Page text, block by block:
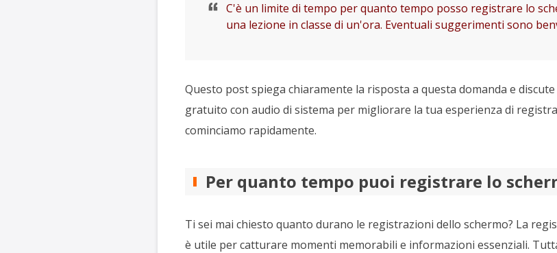
C'è un limite di tempo per quanto tempo posso registrare lo
una lezione in classe di un'ora. Eventuali suggerimenti sono
Questo post spiega chiaramente la risposta a questa domanda e
gratuito con audio di sistema per migliorare la tua esperienza di
cominciamo rapidamente.
Per quanto tempo puoi registrare lo
Ti sei mai chiesto quanto durano le registrazioni dello schermo? La
è utile per catturare momenti memorabili e informazioni essenziali.